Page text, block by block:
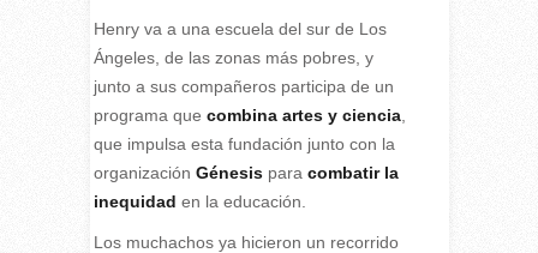
Henry va a una escuela del sur de Los
Ángeles, de las zonas más pobres, y
junto a sus compañeros participa de un
programa que combina artes y ciencia,
que impulsa esta fundación junto con la
organización Génesispara combatir la
inequidad en la educación.
Los muchachos ya hicieron un recorrido